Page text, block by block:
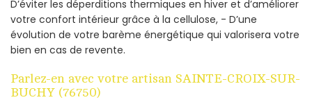
D’éviter les déperditions thermiques en hiver et d’améliorer
votre confort intérieur grâce à la cellulose, - D’une
évolution de votre barème énergétique qui valorisera votre
bien en cas de revente.
Parlez-en avec votre artisan SAINTE-CROIX-SUR-
BUCHY (76750)